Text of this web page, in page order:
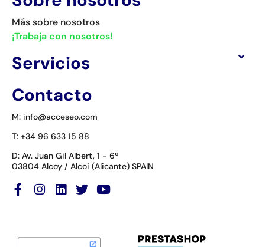
Más sobre nosotros
¡Trabaja con nosotros!
Servicios
Contacto
M: info@acceseo.com
T: +34 96 633 15 88
D: Av. Juan Gil Albert, 1 - 6º
03804 Alcoy / Alcoi (Alicante) SPAIN